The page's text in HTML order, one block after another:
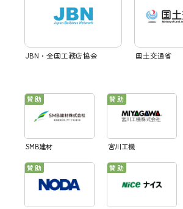
JBN・全国工務店協会 国土交通省
SMB建材 宮川工機